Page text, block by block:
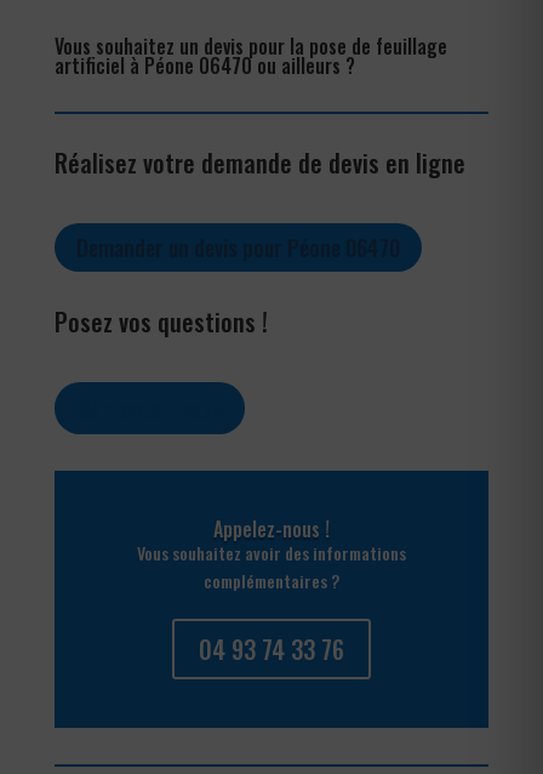
Vous souhaitez un devis pour la pose de feuillage
artificiel à Péone 06470 ou ailleurs ?
Réalisez votre demande de devis en ligne
Posez vos questions !
Appelez-nous !
Vous souhaitez avoir des informations
complémentaires ?
04 93 74 33 76